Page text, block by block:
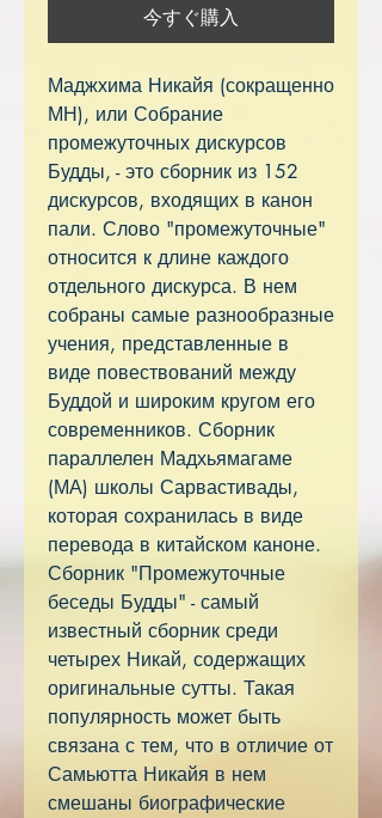
今すぐ購入
Маджхима Никайя (сокращенно
МН), или Собрание
промежуточных дискурсов
Будды, - это сборник из 152
дискурсов, входящих в канон
пали. Слово "промежуточные"
относится к длине каждого
отдельного дискурса. В нем
собраны самые разнообразные
учения, представленные в
виде повествований между
Буддой и широким кругом его
современников. Сборник
параллелен Мадхьямагаме
(МА) школы Сарвастивады,
которая сохранилась в виде
перевода в китайском каноне.
Сборник "Промежуточные
беседы Будды" - самый
известный сборник среди
четырех Никай, содержащих
оригинальные сутты. Такая
популярность может быть
связана с тем, что в отличие от
Самьютта Никайя в нем
смешаны биографические